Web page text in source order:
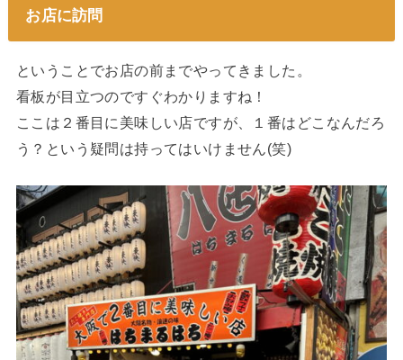
お店に訪問
ということでお店の前までやってきました。
看板が目立つのですぐわかりますね！
ここは２番目に美味しい店ですが、１番はどこなんだろ
う？という疑問は持ってはいけません(笑)